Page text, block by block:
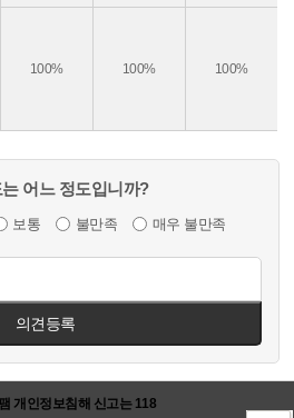
100% 100% 100%
어느 정도입니까?
보통 불만족 매우 불만족
의견등록
개인정보침해 신고는 118